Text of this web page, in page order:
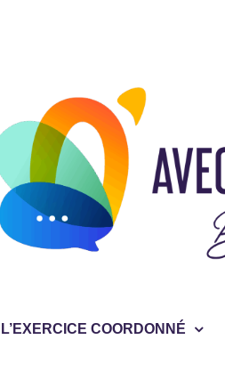
L’EXERCICE COORDONNÉ